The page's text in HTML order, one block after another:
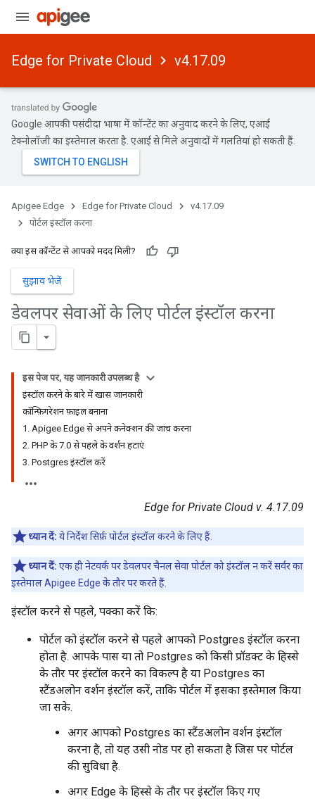
Edge for Private Cloud v4.17.09
Google आपकी पसंदीदा भाषा में कॉन्टेंट का अनुवाद करने के लिए, एआई
टेक्नोलॉजी का इस्तेमाल करता है. एआई से मिले अनुवादों में गलतियां हो सकती हैं.
Apigee Edge Edge for Private Cloud
v4.17.09
पोर्टल इंस्टॉल करना
क्या इस कॉन्टेंट से आपको मदद मिली?
सुझाव भेजें
डेवलपर सेवाओं के लिए पोर्टल इंस्टॉल करना
इस पेज पर, यह जानकारी उपलब्ध है
इंस्टॉल करने के बारे में खास जानकारी
कॉन्फ़िगरेशन फ़ाइल बनाना
1. Apigee Edge से अपने कनेक्शन की जांच करना
2. PHP के 7.0 से पहले के वर्शन हटाएं
3. Postgres इंस्टॉल करें
Edge for Private Cloud v. 4.17.09
ध्यान दें: ये निर्देश सिर्फ़ पोर्टल इंस्टॉल करने के लिए हैं.
ध्यान दें: एक ही नेटवर्क पर डेवलपर चैनल सेवा पोर्टल को इंस्टॉल न करें सर्वर का
इस्तेमाल Apigee Edge के तौर पर करते हैं.
इंस्टॉल करने से पहले, पक्का करें कि:
पोर्टल को इंस्टॉल करने से पहले आपको Postgres इंस्टॉल करना
होता है. आपके पास या तो Postgres को किसी प्रॉडक्ट के हिस्से
के तौर पर इंस्टॉल करने का विकल्प है या Postgres का
स्टैंडअलोन वर्शन इंस्टॉल करें, ताकि पोर्टल में इसका इस्तेमाल किया
जा सके.
अगर आपको Postgres का स्टैंडअलोन वर्शन इंस्टॉल
करना है, तो यह उसी नोड पर हो सकता है जिस पर पोर्टल
की सुविधा है.
अगर Edge के हिस्से के तौर पर इंस्टॉल किए गए